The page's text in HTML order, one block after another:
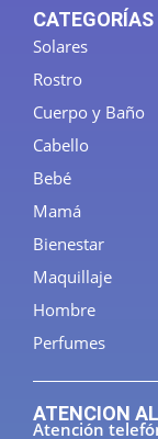
CATEGORÍAS
Solares
Rostro
Cuerpo y Baño
Cabello
Bebé
Mamá
Bienestar
Maquillaje
Hombre
Perfumes
ATENCION
Atención